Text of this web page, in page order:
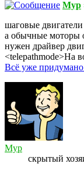
Myp
шаговые
а обычные моторы
нужен драйвер
<telepathmode>На
Всё уже
Myp
скрытый